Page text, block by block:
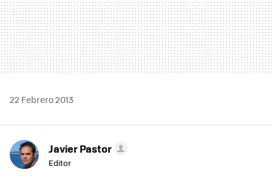
22 Febrero 2013
Javier Pastor
Editor